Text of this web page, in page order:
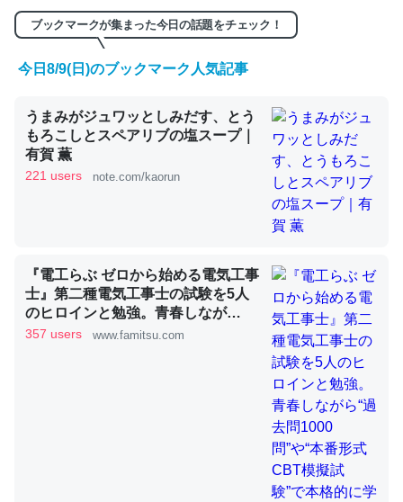
くらい。小説でいう「ずっと前の伏線」は回収されないけ
ど、短期記憶というには多い分量。進化すればするほど分
かりやすく強くなりそう
─GPTの仕組みと限界についての考察（１） - conceptualization
昆虫ってカルシウム少ないのか。知らんかった。調べたら
コオロギのカルシウム分はエビの600分の1程度。
─ニュース :: 【研究発表】昆虫学の大問題＝「昆虫はなぜ海にいな
論文では「淡水はカルシウムも酸素も不足してて両方に不
ブックマークが集まった今日の話題をチェック！
今日8/9(日)のブックマーク人気記事
うまみがジュワッとしみだす、とう
もろこしとスペアリブの塩スープ｜
有賀 薫
221 users note.com/kaorun
『電工らぶ ゼロから始める電気工事
士』第二種電気工事士の試験を5人
のヒロインと勉強。青春しなが
ら“過去問1000問”や“本番形式CBT
357 users www.famitsu.com